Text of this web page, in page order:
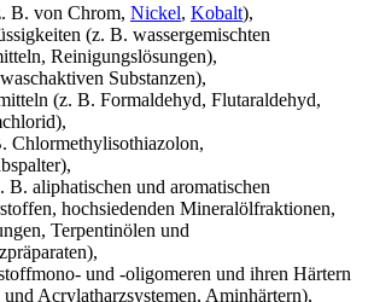
B. von Chrom, Nickel, Kobalt),
(z. B. wassergemischten
Reinigungslösungen),
Substanzen),
(z. B. Formaldehyd, Flutaraldehyd,
Chlormethylisothiazolon,
B. aliphatischen und aromatischen
hochsiedenden Mineralölfraktionen,
Terpentinölen und
und -oligomeren und ihren Härtern
Acrylatharzsystemen, Aminhärtern),